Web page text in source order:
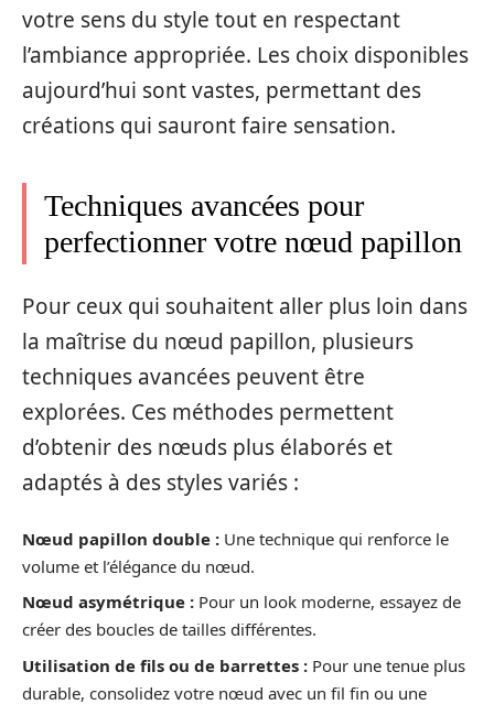
votre sens du style tout en respectant
l’ambiance appropriée. Les choix disponibles
aujourd’hui sont vastes, permettant des
créations qui sauront faire sensation.
Techniques avancées pour
perfectionner votre nœud papillon
Pour ceux qui souhaitent aller plus loin dans
la maîtrise du nœud papillon, plusieurs
techniques avancées peuvent être
explorées. Ces méthodes permettent
d’obtenir des nœuds plus élaborés et
adaptés à des styles variés :
Nœud papillon double : Une technique qui renforce le
volume et l’élégance du nœud.
Nœud asymétrique : Pour un look moderne, essayez de
créer des boucles de tailles différentes.
Utilisation de fils ou de barrettes : Pour une tenue plus
durable, consolidez votre nœud avec un fil fin ou une